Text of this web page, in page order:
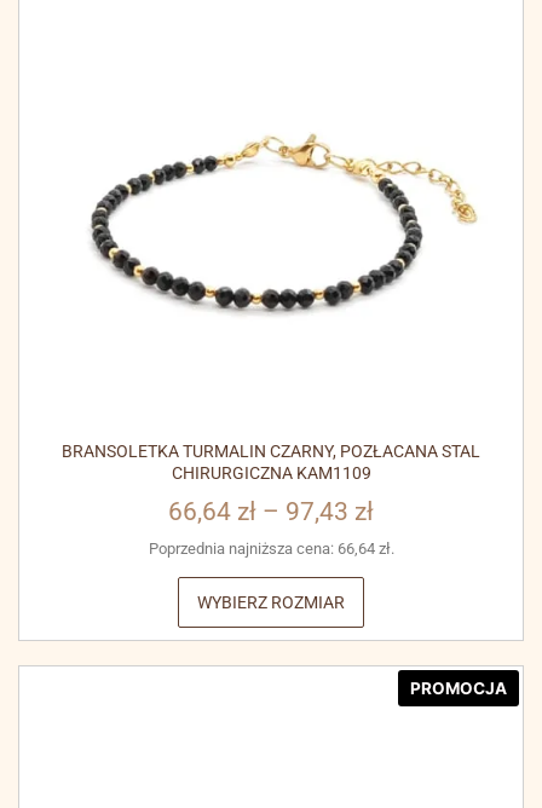
BRANSOLETKA TURMALIN CZARNY, POZŁACANA STAL
CHIRURGICZNA KAM1109
66,64 zł – 97,43 zł
Poprzednia najniższa cena: 66,64 zł.
WYBIERZ ROZMIAR
PROMOCJA